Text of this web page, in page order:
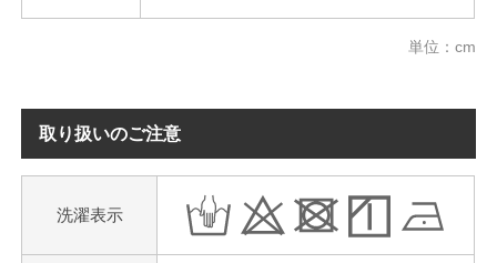
単位：cm
取り扱いのご注意
洗濯表示